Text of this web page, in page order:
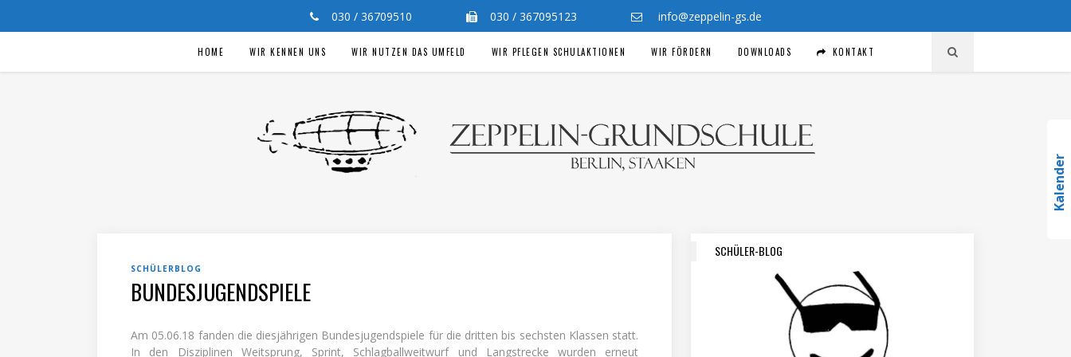
030 / 36709510 030 / 367095123 info@zeppelin-gs.de
HOME WIR KENNEN UNS WIR NUTZEN DAS UMFELD WIR PFLEGEN SCHULAKTIONEN WIR FÖRDERN DOWNLOADS KONTAKT
SCHÜLERBLOG
BUNDESJUGENDSPIELE
Am 05.06.18 fanden die diesjährigen Bundesjugendspiele für die dritten bis sechsten Klassen statt.
In den Disziplinen Weitsprung, Sprint, Schlagballweitwurf und Langstrecke wurden erneut
SCHÜLER-BLOG
Kalender